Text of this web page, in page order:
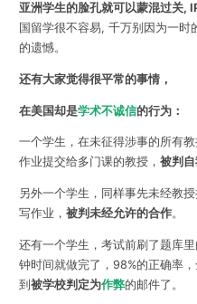
亚洲学生的脸孔就可以蒙混过关,
国留学很不容易, 千万别因为一
的遗憾。
还有大家觉得很平常的事情，
在美国却是学术不诚信的行为：
一个学生，在未征得涉事的所有
作业提交给多门课的教授， 被判
另外一个学生，同样事先未经教
写作业， 被判未经允许的合作。
还有一个学生，考试前刷了题库
钟时间就做完了，98%的正确率
到 被学校判定为作弊的邮件了。